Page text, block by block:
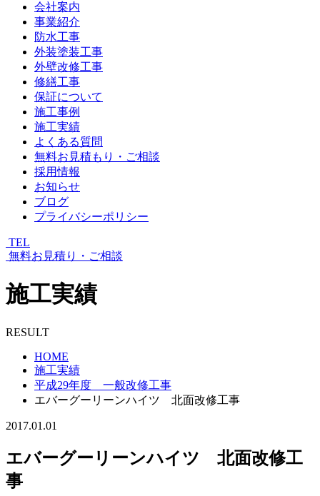
会社案内
事業紹介
防水工事
外装塗装工事
外壁改修工事
修繕工事
保証について
施工事例
施工実績
よくある質問
無料お見積もり・ご相談
採用情報
お知らせ
ブログ
プライバシーポリシー
TEL
無料お見積り・ご相談
施工実績
RESULT
HOME
施工実績
平成29年度 一般改修工事
エバーグーリーンハイツ 北面改修工事
2017.01.01
エバーグーリーンハイツ 北面改修工
事